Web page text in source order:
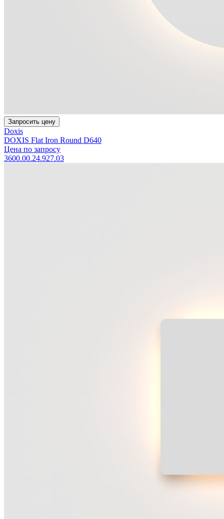
Запросить цену
Doxis
DOXIS Flat Iron Round D640
Цена по запросу
3600.00.24.927.03